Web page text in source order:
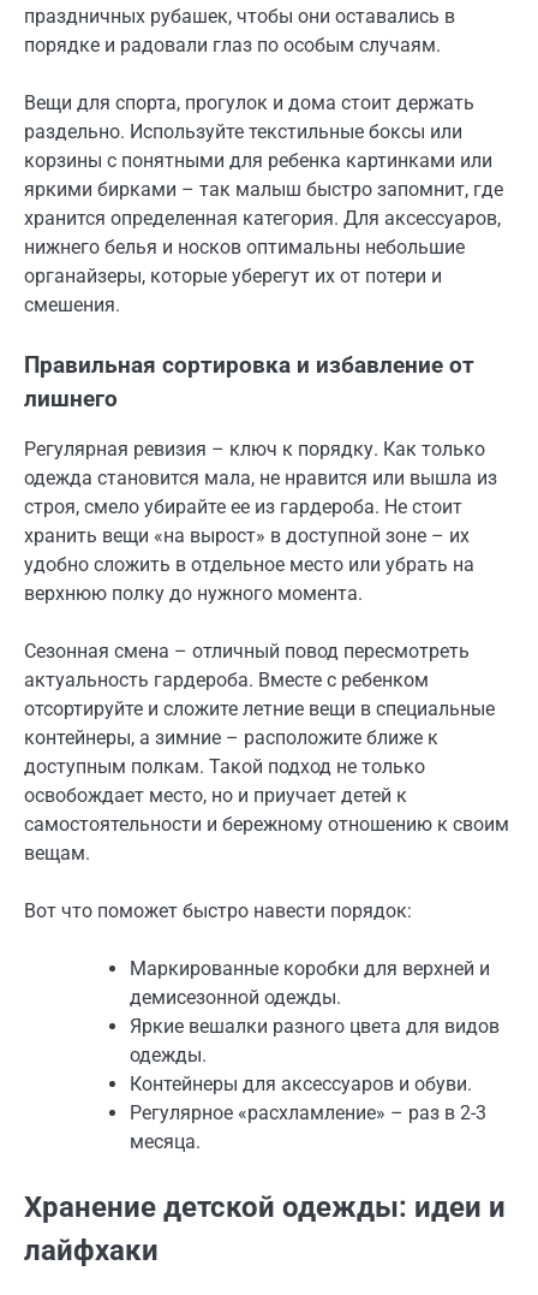
праздничных рубашек, чтобы они оставались в
порядке и радовали глаз по особым случаям.
Вещи для спорта, прогулок и дома стоит держать
раздельно. Используйте текстильные боксы или
корзины с понятными для ребенка картинками или
яркими бирками – так малыш быстро запомнит, где
хранится определенная категория. Для аксессуаров,
нижнего белья и носков оптимальны небольшие
органайзеры, которые уберегут их от потери и
смешения.
Правильная сортировка и избавление от
лишнего
Регулярная ревизия – ключ к порядку. Как только
одежда становится мала, не нравится или вышла из
строя, смело убирайте ее из гардероба. Не стоит
хранить вещи «на вырост» в доступной зоне – их
удобно сложить в отдельное место или убрать на
верхнюю полку до нужного момента.
Сезонная смена – отличный повод пересмотреть
актуальность гардероба. Вместе с ребенком
отсортируйте и сложите летние вещи в специальные
контейнеры, а зимние – расположите ближе к
доступным полкам. Такой подход не только
освобождает место, но и приучает детей к
самостоятельности и бережному отношению к своим
вещам.
Вот что поможет быстро навести порядок:
Маркированные коробки для верхней и
демисезонной одежды.
Яркие вешалки разного цвета для видов
одежды.
Контейнеры для аксессуаров и обуви.
Регулярное «расхламление» – раз в 2-3
месяца.
Хранение детской одежды: идеи и
лайфхаки